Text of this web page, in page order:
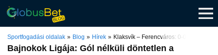
Skip
content
Sportfogadási oldalak Blog Hírek Klaksvík – Ferencváros: 0-0
Bajnokok Ligája: Gól nélküli döntetlen a